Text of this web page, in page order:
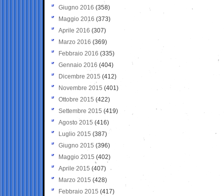
Giugno 2016 (358)
Maggio 2016 (373)
Aprile 2016 (307)
Marzo 2016 (369)
Febbraio 2016 (335)
Gennaio 2016 (404)
Dicembre 2015 (412)
Novembre 2015 (401)
Ottobre 2015 (422)
Settembre 2015 (419)
Agosto 2015 (416)
Luglio 2015 (387)
Giugno 2015 (396)
Maggio 2015 (402)
Aprile 2015 (407)
Marzo 2015 (428)
Febbraio 2015 (417)